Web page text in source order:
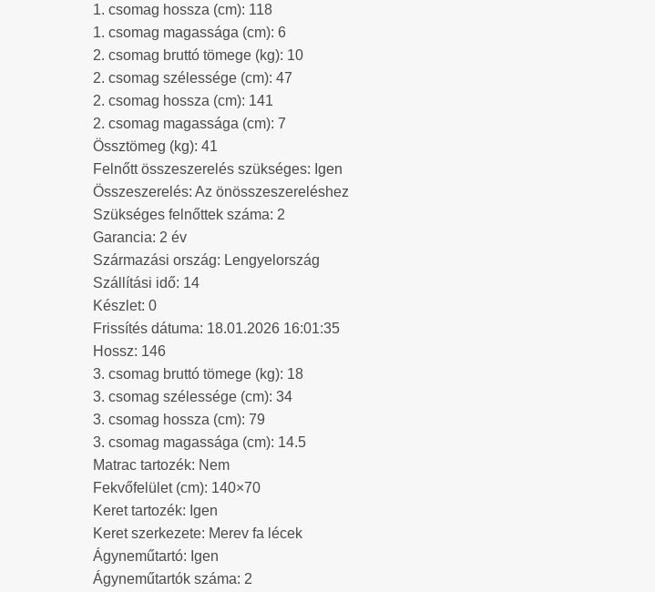
1. csomag hossza (cm): 118
1. csomag magassága (cm): 6
2. csomag bruttó tömege (kg): 10
2. csomag szélessége (cm): 47
2. csomag hossza (cm): 141
2. csomag magassága (cm): 7
Össztömeg (kg): 41
Felnőtt összeszerelés szükséges: Igen
Összeszerelés: Az önösszeszereléshez
Szükséges felnőttek száma: 2
Garancia: 2 év
Származási ország: Lengyelország
Szállítási idő: 14
Készlet: 0
Frissítés dátuma: 18.01.2026 16:01:35
Hossz: 146
3. csomag bruttó tömege (kg): 18
3. csomag szélessége (cm): 34
3. csomag hossza (cm): 79
3. csomag magassága (cm): 14.5
Matrac tartozék: Nem
Fekvőfelület (cm): 140×70
Keret tartozék: Igen
Keret szerkezete: Merev fa lécek
Ágyneműtartó: Igen
Ágyneműtartók száma: 2